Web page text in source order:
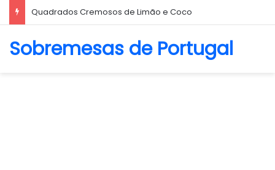
Biscoito Amanteigado
Sobremesas de Portugal